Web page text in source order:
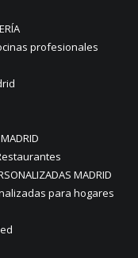
profesionales
MADRID
para hogares